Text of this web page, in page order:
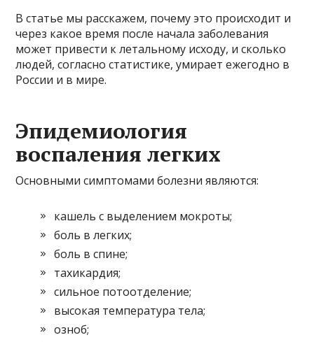
В статье мы расскажем, почему это происходит и
через какое время после начала заболевания
может привести к летальному исходу, и сколько
людей, согласно статистике, умирает ежегодно в
России и в мире.
Эпидемиология
воспаления легких
Основными симптомами болезни являются:
кашель с выделением мокроты;
боль в легких;
боль в спине;
тахикардия;
сильное потоотделение;
высокая температура тела;
озноб;